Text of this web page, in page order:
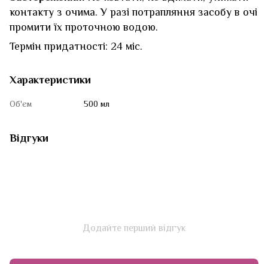
контакту з очима. У разі потрапляння засобу в очі
промити їх проточною водою.
Термін придатності: 24 міс.
Характеристики
Об'єм 500 мл
Відгуки
Додайте перший відгук